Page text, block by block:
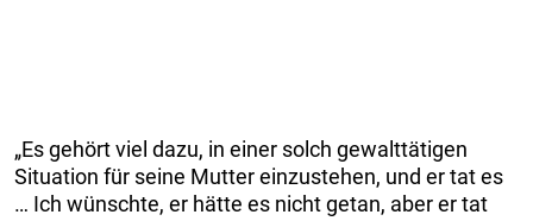
„Es gehört viel dazu, in einer solch gewalttätigen
Situation für seine Mutter einzustehen, und er tat es
… Ich wünschte, er hätte es nicht getan, aber er tat